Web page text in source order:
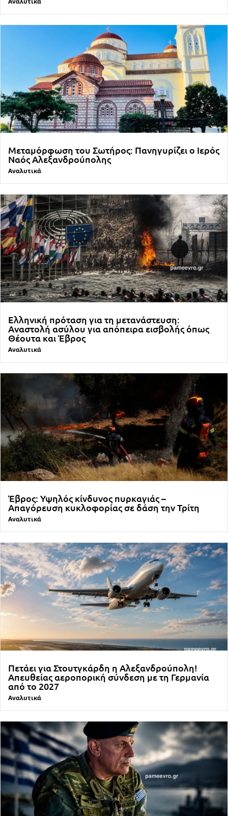
Μεταμόρφωση του Σωτήρος: Πανηγυρίζει ο Ιερός
Ναός Αλεξανδρούπολης
Αναλυτικά
Ελληνική πρόταση για τη μετανάστευση:
Αναστολή ασύλου για απόπειρα εισβολής όπως
Θέουτα και Έβρος
Αναλυτικά
Έβρος: Υψηλός κίνδυνος πυρκαγιάς –
Απαγόρευση κυκλοφορίας σε δάση την Τρίτη
Αναλυτικά
Πετάει για Στουτγκάρδη η Αλεξανδρούπολη!
Απευθείας αεροπορική σύνδεση με τη Γερμανία
από το 2027
Αναλυτικά